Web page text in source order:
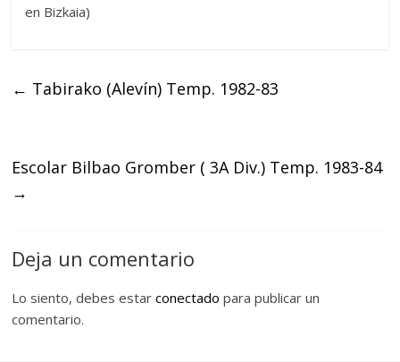
en Bizkaia)
← Tabirako (Alevín) Temp. 1982-83
Escolar Bilbao Gromber ( 3A Div.) Temp. 1983-84
→
Deja un comentario
Lo siento, debes estarconectado para publicar un
comentario.